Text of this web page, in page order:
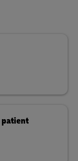
patient